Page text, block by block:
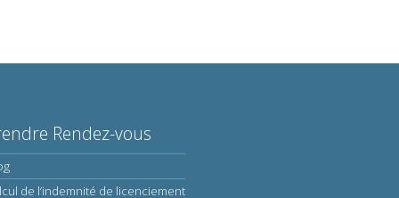
Rendez-vous
de l’indemnité de licenciement